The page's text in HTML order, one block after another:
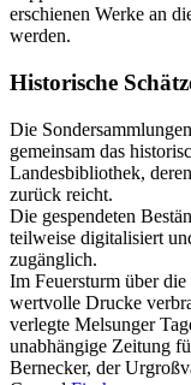
erschienen Werke an
werden.
Historische
Die
gemeinsam das
Landesbibliothek,
zurück reicht.
Die gespendeten
teilweise digitalisiert
zugänglich.
Im Feuersturm über
wertvolle Drucke
verlegte Melsunger
unabhängige Zeitung
Bernecker, der